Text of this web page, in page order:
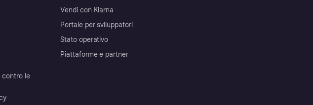
contro le
Vendi con Klarna
Portale per sviluppatori
Stato operativo
Piattaforme e partner